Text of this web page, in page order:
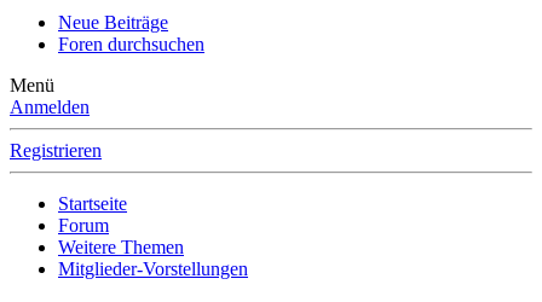
Neue Beiträge
Foren durchsuchen
Menü
Anmelden
Registrieren
Startseite
Forum
Weitere Themen
Mitglieder-Vorstellungen